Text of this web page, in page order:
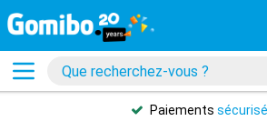
Paiements